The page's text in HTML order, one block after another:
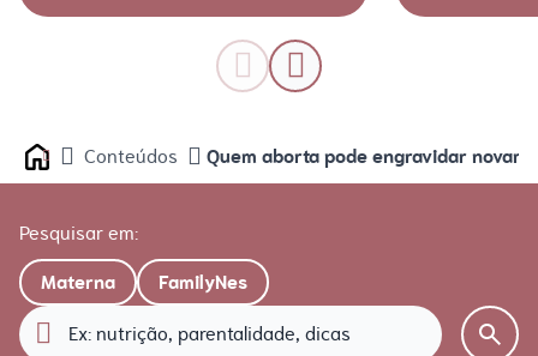
Home Conteúdos Quem aborta pode engravidar
Pesquisar em:
Materna FamilyNes